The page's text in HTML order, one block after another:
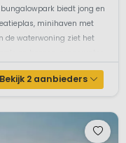
biedt jong en
minihaven met
de waterwoning ziet het
Bekijk 2 aanbieders